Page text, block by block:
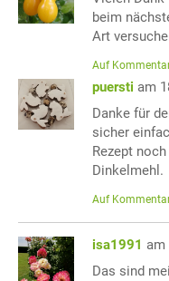
beim
Art
Auf
puersti am
Danke für
sicher
Rezept
Dinkelmehl.
Auf
isa1991 am
Das sind